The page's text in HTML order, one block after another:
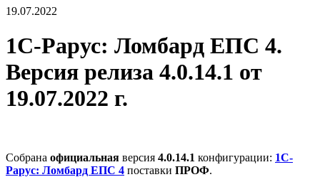
19.07.2022
1С-Рарус: Ломбард ЕПС 4.
Версия релиза 4.0.14.1 от
19.07.2022 г.
Собрана официальная версия 4.0.14.1 конфигурации: 1С-
Рарус: Ломбард ЕПС 4 поставки ПРОФ.